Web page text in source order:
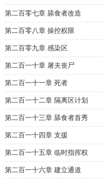
第二百零七章 舔食者改造
第二百零八章 操控权限
第二百零九章 感染区
第二百一十章 屠夫丧尸
第二百一十一章 死者
第二百一十二章 隔离区计划
第二百一十三章 舔食者首秀
第二百一十四章 支援
第二百一十五章 临时指挥权
第二百一十六章 建立通道